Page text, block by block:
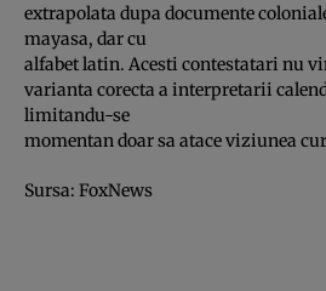
extrapolata dupa documente
mayasa, dar cu
alfabet latin. Acesti contestatari nu
varianta corecta a interpretarii
limitandu-se
momentan doar sa atace viziunea
Sursa: FoxNews